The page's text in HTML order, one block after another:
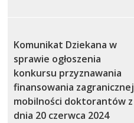
Komunikat Dziekana w
sprawie ogłoszenia
konkursu przyznawania
finansowania zagranicznej
mobilności doktorantów z
dnia 20 czerwca 2024